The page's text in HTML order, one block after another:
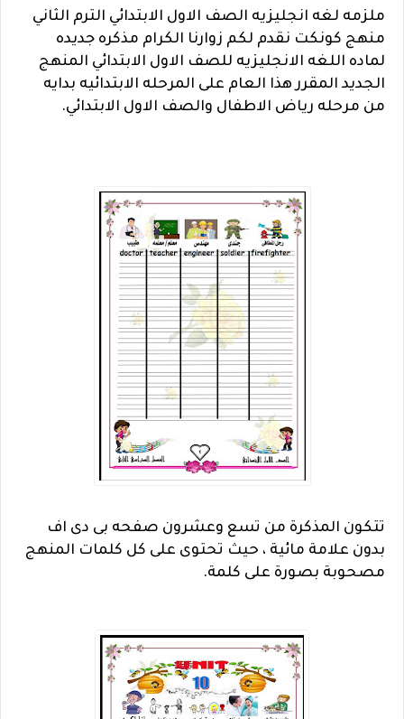
ملزمه لغه انجليزيه الصف الاول الابتدائي الترم الثاني
منهج كونكت نقدم لكم زوارنا الكرام مذكره جديده
لماده اللغه الانجليزيه للصف الاول الابتدائي المنهج
الجديد المقرر هذا العام على المرحله الابتدائيه بدايه
من مرحله رياض الاطفال والصف الاول الابتدائي.
تتكون المذكرة من تسع وعشرون صفحه بى دى اف
بدون علامة مائية ، حيث تحتوى على كل كلمات المنهج
مصحوبة بصورة على كلمة.